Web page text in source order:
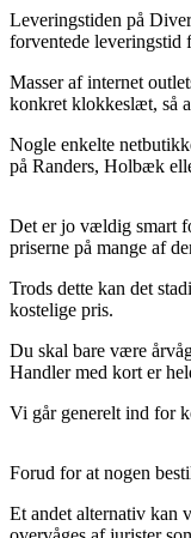
Leveringstiden på
forventede leveringstid
Masser af internet
konkret klokkeslæt, så
Nogle enkelte
på Randers, Holbæk
Det er jo vældig smart
priserne på mange af
Trods dette kan det
kostelige pris.
Du skal bare være
Handler med kort er
Vi går generelt ind for
Forud for at nogen
Et andet alternativ kan